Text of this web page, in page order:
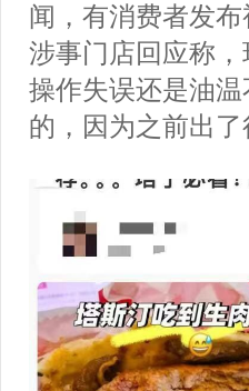
闻，有消费者发
涉事门店回应称
操作失误还是油
的，因为之前出